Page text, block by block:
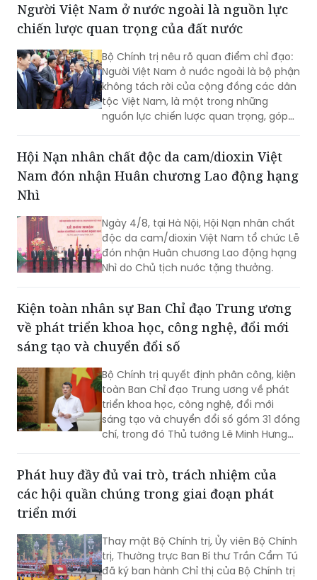
Minh Hưng yêu cầu ngành Ngoại giao
tiếp tục đổi mới mạnh mẽ tư duy,
phương thức triển khai công tác đối
ngoại theo hướng chủ động hơn, thực
chất hơn, đồng hành chặt chẽ hơn với
các Bộ, ngành, địa phương và cộng
đồng doanh nghiệp nhằm góp phần
thực hiện mục tiêu tăng trưởng 2 con
số.
Người Việt Nam ở nước ngoài là nguồn lực
chiến lược quan trọng của đất nước
Bộ Chính trị nêu rõ quan điểm chỉ đạo:
Người Việt Nam ở nước ngoài là bộ phận
tộc Việt Nam, là một trong những
nguồn lực chiến lược quan trọng, góp
phần nâng cao sức mạnh tổng hợp
Hội Nạn nhân chất độc da cam/dioxin Việt
Nam đón nhận Huân chương Lao động hạng
Nhì
Ngày 4/8, tại Hà Nội, Hội Nạn nhân chất
đón nhận Huân chương Lao động hạng
Nhì do Chủ tịch nước tặng thưởng.
Kiện toàn nhân sự Ban Chỉ đạo Trung ương
về phát triển khoa học, công nghệ, đổi mới
sáng tạo và chuyển đổi số
Bộ Chính trị quyết định phân công, kiện
toàn Ban Chỉ đạo Trung ương về phát
sáng tạo và chuyển đổi số gồm 31 đồng
chí, trong đó Thủ tướng Lê Minh Hưng
làm Trưởng Ban.
Phát huy đầy đủ vai trò, trách nhiệm của
các hội quần chúng trong giai đoạn phát
triển mới